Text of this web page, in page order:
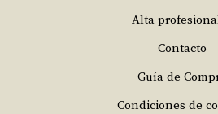
Alta
Contacto
Guía de
Condiciones de